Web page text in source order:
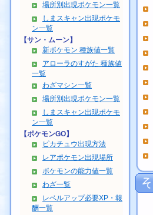
場所別出現ポケモン一覧
しまスキャン出現ポケモ
ン一覧
【サン・ムーン】
新ポケモン 種族値一覧
アローラのすがた 種族値
一覧
わざマシン一覧
場所別出現ポケモン一覧
しまスキャン出現ポケモ
ン一覧
【ポケモンGO】
ピカチュウ出現方法
レアポケモン出現場所
ポケモンの能力値一覧
わざ一覧
レベルアップ必要XP・報
酬一覧